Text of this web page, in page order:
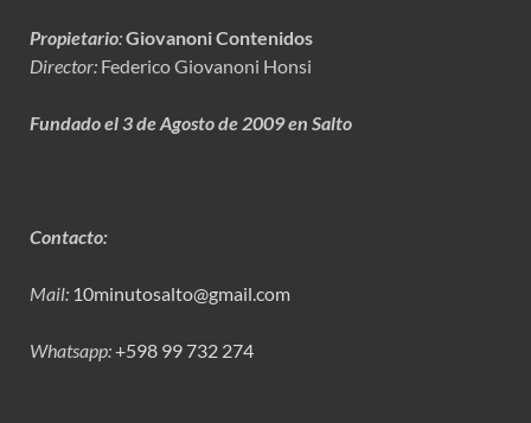
Propietario:Giovanoni Contenidos
Director: Federico Giovanoni Honsi
Fundado el 3 de Agosto de 2009 en Salto
Contacto:
Mail: 10minutosalto@gmail.com
Whatsapp:+598 99 732 274